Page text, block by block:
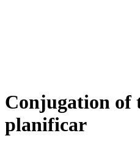
Conjugation of
planificar